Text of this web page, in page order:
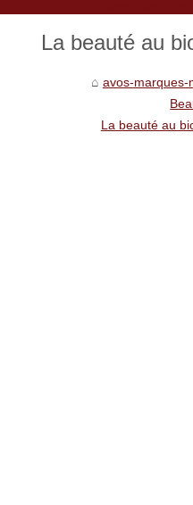
La beauté au
avos-marques-
La beauté au